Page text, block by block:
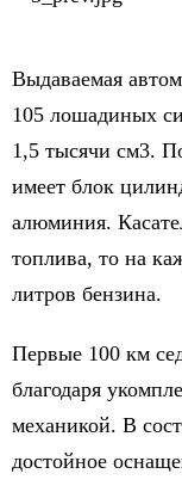
Выдаваемая
105 лошадиных
1,5 тысячи см3.
имеет блок
алюминия.
топлива, то на
литров бензина.
Первые 100 км
благодаря
механикой. В
достойное